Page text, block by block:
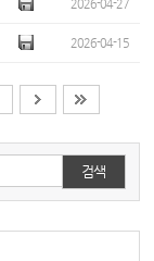
2026-04-27
2026-04-15
검색